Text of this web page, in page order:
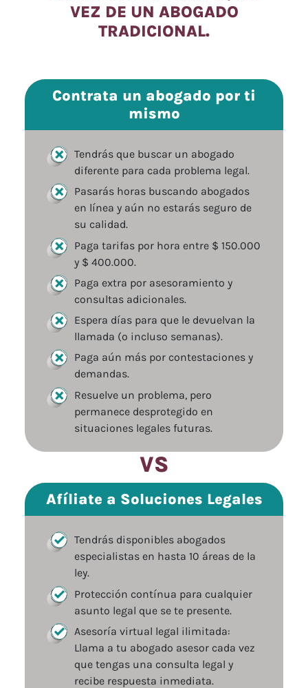
VEZ DE UN ABOGADO
TRADICIONAL.
Contrata un abogado por ti
mismo
Tendrás que buscar un abogado
diferente para cada problema legal.
Pasarás horas buscando abogados
en línea y aún no estarás seguro de
su calidad.
Paga tarifas por hora entre $ 150.000
y $ 400.000.
Paga extra por asesoramiento y
consultas adicionales.
Espera días para que le devuelvan la
llamada (o incluso semanas).
Paga aún más por contestaciones y
demandas.
Resuelve un problema, pero
permanece desprotegido en
situaciones legales futuras.
VS
Afíliate a Soluciones Legales
Tendrás disponibles abogados
especialistas en hasta 10 áreas de la
ley.
Protección contínua para cualquier
asunto legal que se te presente.
Asesoría virtual legal ilimitada:
Llama a tu abogado asesor cada vez
que tengas una consulta legal y
recibe respuesta inmediata.